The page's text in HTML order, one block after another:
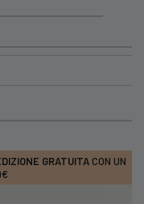
GRATUITA CON UN